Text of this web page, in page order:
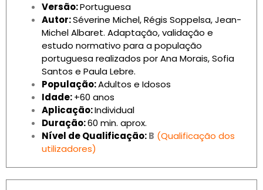
Versão:Portuguesa
Autor:Séverine Michel,Régis Soppelsa,Jean-
Michel Albaret. Adaptação, validação e
estudo normativo para a população
portuguesa realizados por Ana Morais, Sofia
Santos e Paula Lebre.
População:Adultos e Idosos
Idade:+60 anos
Aplicação:Individual
Duração:60 min. aprox.
Nível de Qualificação:B (Qualificação dos
utilizadores)